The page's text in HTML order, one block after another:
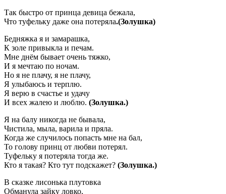
Так быстро от принца девица бежала,
Что туфельку даже она потеряла.(Золушка)
Бедняжка я и замарашка,
К золе привыкла и печам.
Мне днём бывает очень тяжко,
И я мечтаю по ночам.
Но я не плачу, я не плачу,
Я улыбаюсь и терплю.
Я верю в счастье и удачу
И всех жалею и люблю. (Золушка.)
Я на балу никогда не бывала,
Чистила, мыла, варила и пряла.
Когда же случилось попасть мне на бал,
То голову принц от любви потерял.
Туфельку я потеряла тогда же.
Кто я такая? Кто тут подскажет? (Золушка.)
В сказке лисонька плутовка
Обманула зайку ловко,